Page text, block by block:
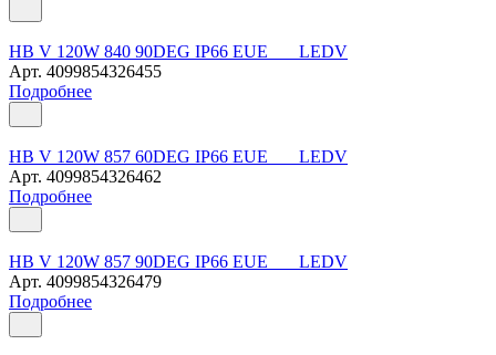
HB V 120W 840 90DEG IP66 EUE LEDV
Арт. 4099854326455
Подробнее
HB V 120W 857 60DEG IP66 EUE LEDV
Арт. 4099854326462
Подробнее
HB V 120W 857 90DEG IP66 EUE LEDV
Арт. 4099854326479
Подробнее